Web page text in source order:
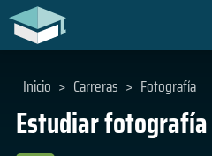
Estudiar fotografía
Inicio > Carreras > Fotografía